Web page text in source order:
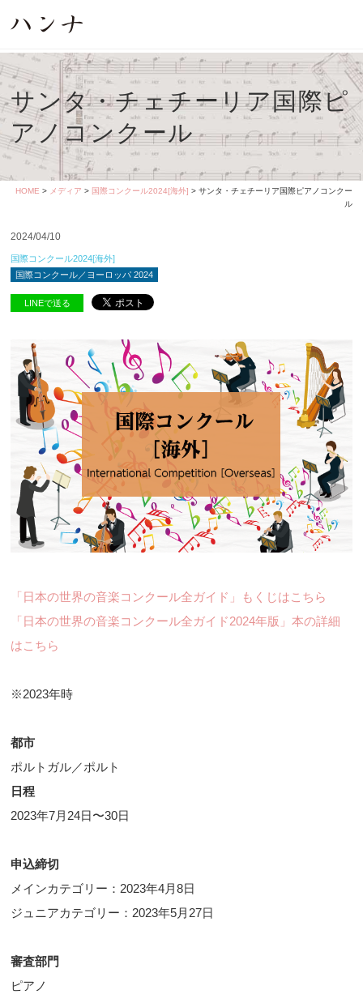
サンタ・チェチーリア国際ピ
アノコンクール
HOME > メディア > 国際コンクール2024[海外] > サンタ・チェチーリア国際ピアノコンクー
ル
2024/04/10
国際コンクール2024[海外]
国際コンクール／ヨーロッパ 2024
LINEで送る
「日本の世界の音楽コンクール全ガイド」もくじはこちら
「日本の世界の音楽コンクール全ガイド2024年版」本の詳細
はこちら
※2023年時
都市
ポルトガル／ポルト
日程
2023年7月24日〜30日
申込締切
メインカテゴリー：2023年4月8日
ジュニアカテゴリー：2023年5月27日
審査部門
ピアノ